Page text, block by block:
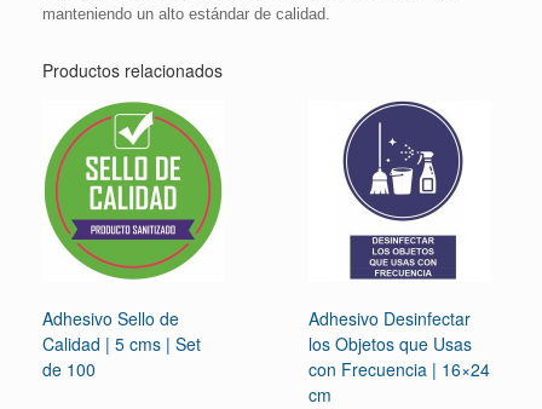
manteniendo un alto estándar de calidad.
Productos relacionados
Adhesivo Sello de
Calidad | 5 cms | Set
de 100
Adhesivo Desinfectar
los Objetos que Usas
con Frecuencia | 16×24
cm